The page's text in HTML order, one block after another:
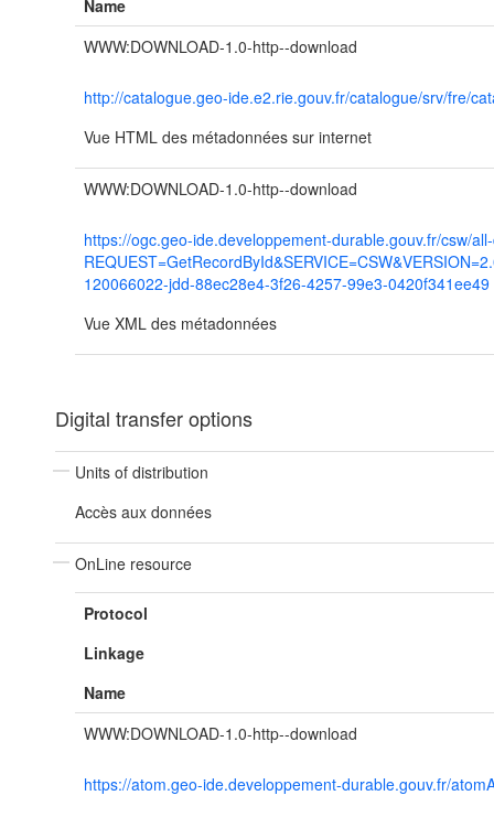
Name
WWW:DOWNLOAD-1.0-http--download
http://catalogue.geo-ide.e2.rie.gouv.fr/catalogue/srv/fre/
Vue HTML des métadonnées sur internet
WWW:DOWNLOAD-1.0-http--download
https://ogc.geo-ide.developpement-durable.gouv.fr/csw/
120066022-jdd-88ec28e4-3f26-4257-99e3-0420f341ee49
Vue XML des métadonnées
Digital transfer options
Units of distribution
Accès aux données
OnLine resource
Protocol
Linkage
Name
WWW:DOWNLOAD-1.0-http--download
https://atom.geo-ide.developpement-durable.gouv.fr/